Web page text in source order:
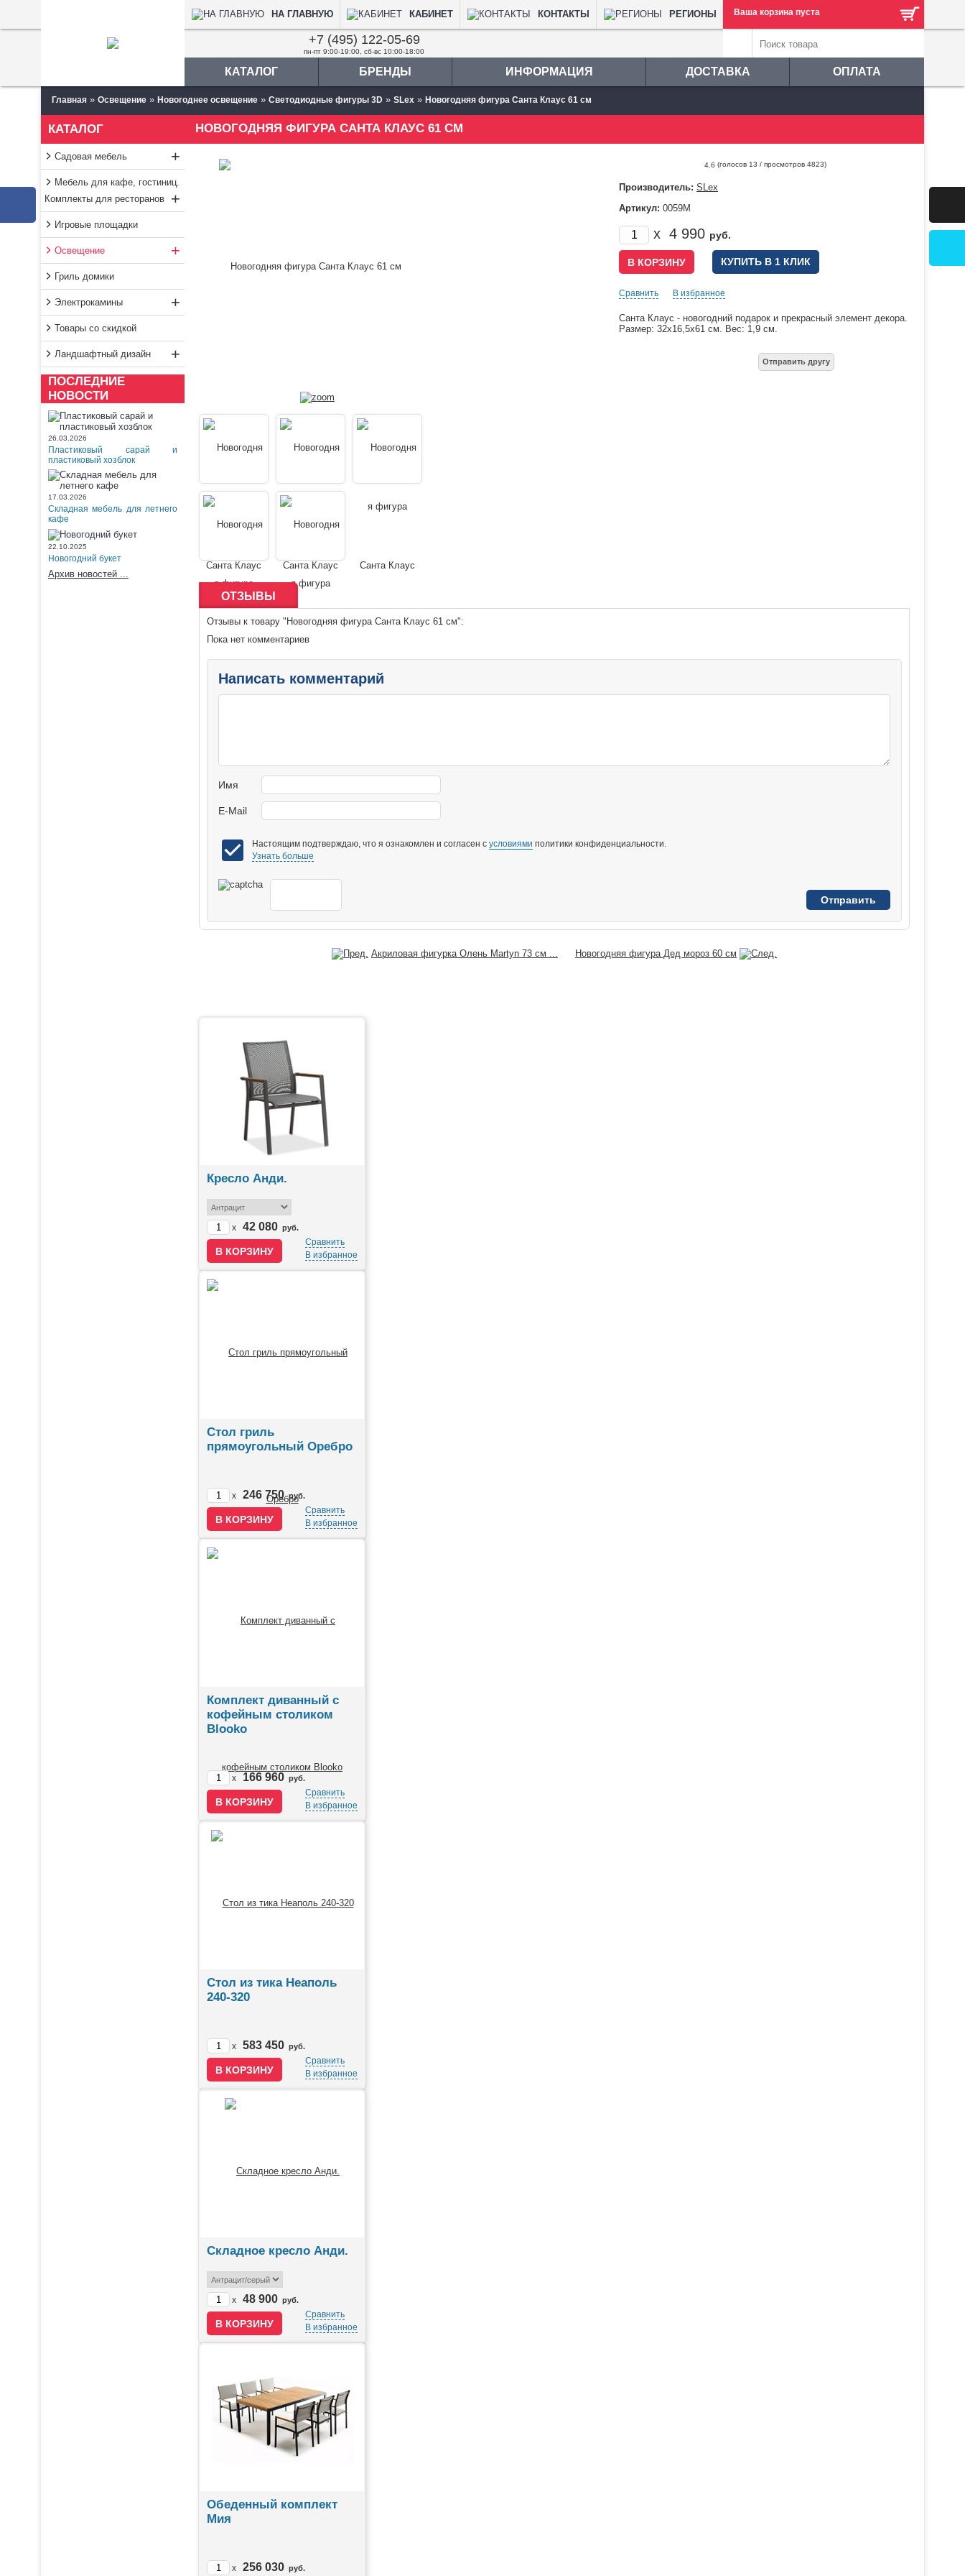
НА ГЛАВНУЮ КАБИНЕТ КОНТАКТЫ РЕГИОНЫ Ваша корзина пуста
+7 (495) 122-05-69
пн-пт 9:00-19:00, сб-вс 10:00-18:00
КАТАЛОГ БРЕНДЫ ИНФОРМАЦИЯ ДОСТАВКА ОПЛАТА
Главная » Освещение » Новогоднее освещение » Светодиодные фигуры 3D » SLex » Новогодняя фигура Санта Клаус 61 см
КАТАЛОГ
Садовая мебель +
Мебель для кафе, гостиниц.
Комплекты для ресторанов
+
Игровые площадки
Освещение +
Гриль домики
Электрокамины +
Товары со скидкой
Ландшафтный дизайн +
ПОСЛЕДНИЕ
НОВОСТИ
26.03.2026
Пластиковый сарай и
пластиковый хозблок
17.03.2026
Складная мебель для летнего
кафе
22.10.2025
Новогодний букет
Архив новостей ...
НОВОГОДНЯЯ ФИГУРА САНТА КЛАУС 61 СМ
4.6 (голосов 13 / просмотров 4823)
Производитель: SLex
Артикул: 0059М
x 4 990 руб.
КУПИТЬ В 1 КЛИК
Сравнить В избранное
Санта Клаус - новогодний подарок и прекрасный элемент декора.
Размер: 32х16,5х61 см. Вес: 1,9 см.
ОТЗЫВЫ
Отзывы к товару "Новогодняя фигура Санта Клаус 61 см":
Пока нет комментариев
Написать комментарий
Имя
E-Mail
Настоящим подтверждаю, что я ознакомлен и согласен с условиями политики конфиденциальности.
Узнать больше
Акриловая фигурка Олень Martyn 73 см ... Новогодняя фигура Дед мороз 60 см
Кресло Анди.
x 42 080 руб.
Сравнить
В избранное
Стол гриль
прямоугольный Оребро
x 246 750 руб.
Сравнить
В избранное
Комплект диванный с
кофейным столиком
Blooko
x 166 960 руб.
Сравнить
В избранное
Стол из тика Неаполь
240-320
x 583 450 руб.
Сравнить
В избранное
Складное кресло Анди.
x 48 900 руб.
Сравнить
В избранное
Обеденный комплект
Мия
x 256 030 руб.